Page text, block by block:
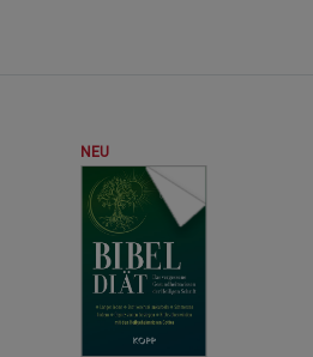
NEU